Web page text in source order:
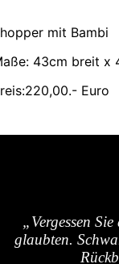
mit Bambi
43cm breit x
Euro
„Vergessen
glaubten.